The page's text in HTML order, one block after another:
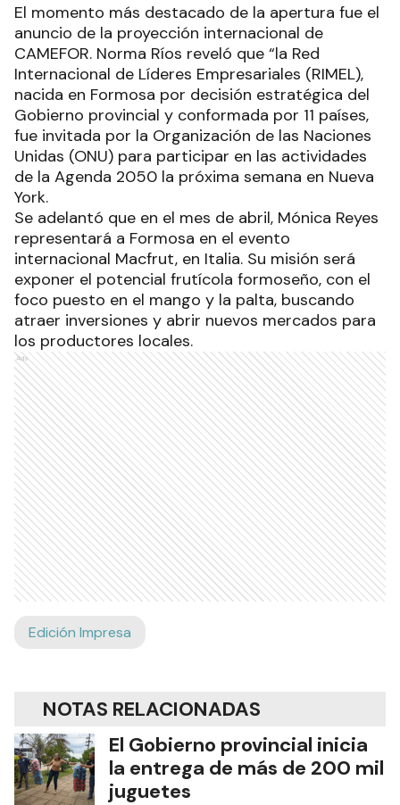
El momento más destacado de la apertura fue el
anuncio de la proyección internacional de
CAMEFOR. Norma Ríos reveló que “la Red
Internacional de Líderes Empresariales (RIMEL),
nacida en Formosa por decisión estratégica del
Gobierno provincial y conformada por 11 países,
fue invitada por la Organización de las Naciones
Unidas (ONU) para participar en las actividades
de la Agenda 2050 la próxima semana en Nueva
York.
Se adelantó que en el mes de abril, Mónica Reyes
representará a Formosa en el evento
internacional Macfrut, en Italia. Su misión será
exponer el potencial frutícola formoseño, con el
foco puesto en el mango y la palta, buscando
atraer inversiones y abrir nuevos mercados para
los productores locales.
Ads
Edición Impresa
NOTAS RELACIONADAS
El Gobierno provincial inicia
la entrega de más de 200 mil
juguetes